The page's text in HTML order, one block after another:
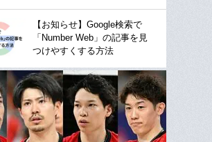
【お知らせ】Google検索で
「Number Web」の記事を見
つけやすくする方法